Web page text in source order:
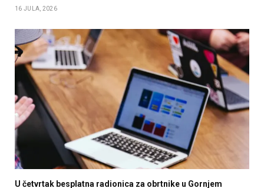
16 JULA, 2026
U četvrtak besplatna radionica za obrtnike u Gornjem